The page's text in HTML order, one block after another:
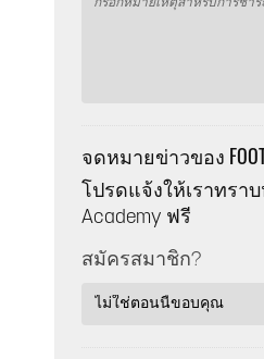
จดหมายข่าวของ
โปรดแจ้งให้เราทร
Academy ฟรี
สมัครสมาชิก?